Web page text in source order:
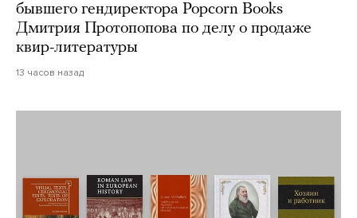
бывшего гендиректора Popcorn Books
Дмитрия Протопопова по делу о продаже
квир-литературы
13 часов назад